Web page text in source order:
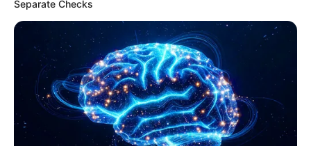
Separate Checks